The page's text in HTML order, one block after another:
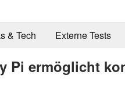
& Tech Externe Tests
Pi ermöglicht